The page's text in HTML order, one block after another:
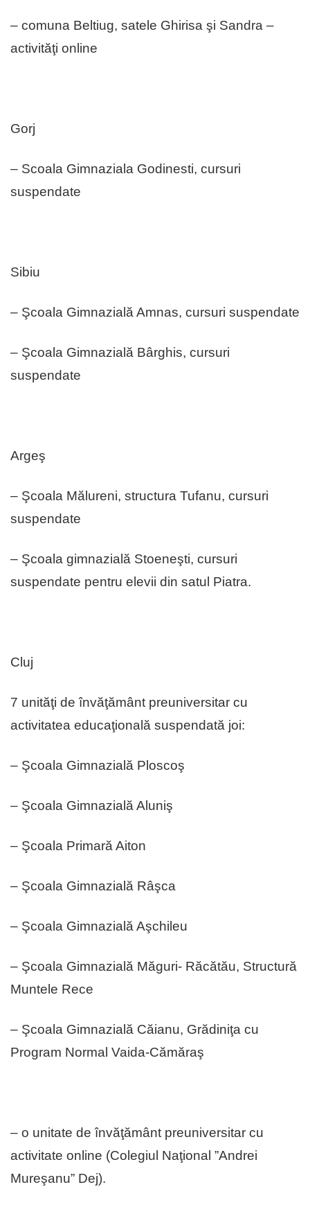
– comuna Beltiug, satele Ghi­risa şi Sandra –
activităţi online
Gorj
– Scoala Gimnaziala Godinesti, cursuri
suspendate
Sibiu
– Şcoala Gimnazială Amnas, cursuri suspendate
– ⁠Şcoala Gimnazială Bârghis, cursuri
suspendate
Argeş
– Şcoala Mălureni, structura Tufanu, cursuri
suspendate
– Şcoala gimnazială Stoeneşti, cursuri
suspendate pentru elevii din satul Piatra.
Cluj
7 unităţi de învăţământ preuniversitar cu
activitatea educaţională suspendată joi:
– Şcoala Gimnazială Ploscoş
– Şcoala Gimnazială Aluniş
– Şcoala Primară Aiton
– Şcoala Gimnazială Râşca
– Şcoala Gimnazială Aşchileu
– Şcoala Gimnazială Măguri- Răcătău, Structură
Muntele Rece
– Şcoala Gimnazială Căianu, Grădiniţa cu
Program Normal Vaida-Cămăraş
– o unitate de învăţământ preuniversitar cu
activitate online (Colegiul Naţional ”Andrei
Mureşanu” Dej).